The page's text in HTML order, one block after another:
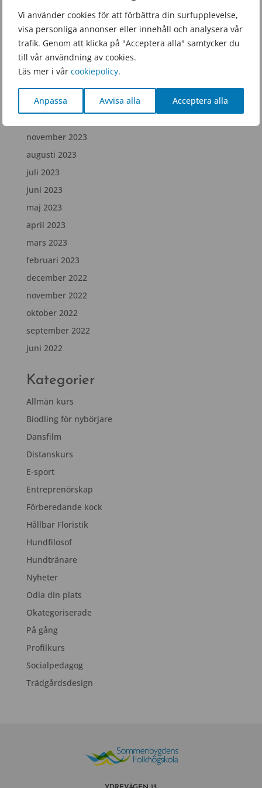
Vi använder cookies för att förbättra din surfupplevelse,
visa personliga annonser eller innehåll och analysera vår
trafik. Genom att klicka på "Acceptera alla" samtycker du
till vår användning av cookies.
Läs mer i vår cookiepolicy.
Anpassa Avvisa alla Acceptera alla
juni 2025
februari 2025
december 2024
juli 2024
februari 2024
november 2023
augusti 2023
juli 2023
juni 2023
maj 2023
april 2023
mars 2023
februari 2023
december 2022
november 2022
oktober 2022
september 2022
juni 2022
Kategorier
Allmän kurs
Biodling för nybörjare
Dansfilm
Distanskurs
E-sport
Entreprenörskap
Förberedande kock
Hållbar Floristik
Hundfilosof
Hundtränare
Nyheter
Odla din plats
Okategoriserade
På gång
Profilkurs
Socialpedagog
Trädgårdsdesign